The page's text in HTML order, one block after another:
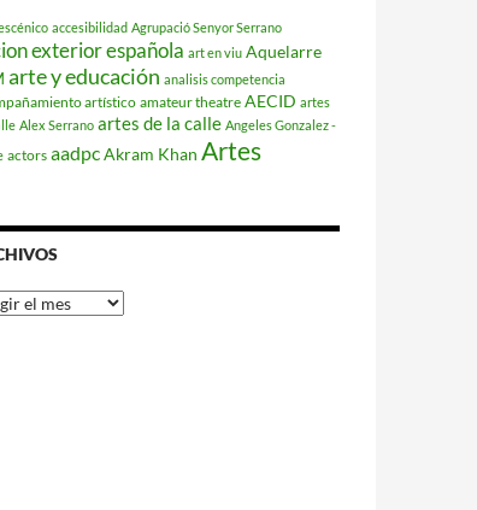
accesibilidad Agrupació Senyor Serrano
exterior española art en viu Aquelarre
arte y educación analisis competencia
artístico amateur theatre AECID artes
Alex Serrano artes de la calle Angeles Gonzalez -
actors aadpcAkram Khan Artes